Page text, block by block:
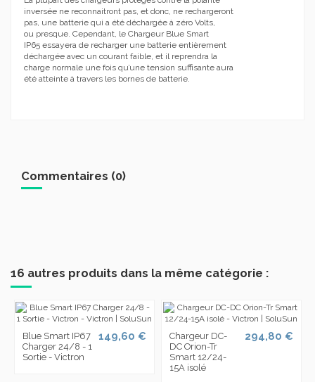
inversée ne reconnaitront pas, et donc, ne rechargeront
pas, une batterie qui a été déchargée à zéro Volts,
ou presque. Cependant, le Chargeur Blue Smart
IP65 essayera de recharger une batterie entièrement
déchargée avec un courant faible, et il reprendra la
charge normale une fois qu’une tension suffisante aura
été atteinte à travers les bornes de batterie.
Commentaires (0)
16 autres produits dans la même catégorie :
Blue Smart IP67
Charger 24/8 - 1
Sortie - Victron
149,60 €
Chargeur DC-
DC Orion-Tr
Smart 12/24-
15A isolé
294,80 €